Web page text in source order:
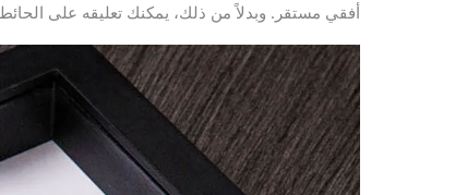
أفقي مستقر. وبدلاً من ذلك، يمكنك تعليقه على